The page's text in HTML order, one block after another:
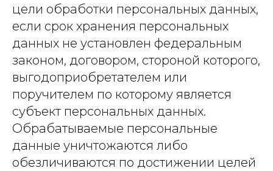
цели обработки персональных данных,
если срок хранения персональных
данных не установлен федеральным
законом, договором, стороной которого,
выгодоприобретателем или
поручителем по которому является
субъект персональных данных.
Обрабатываемые персональные
данные уничтожаются либо
обезличиваются по достижении целей